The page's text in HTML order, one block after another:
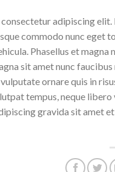
adipiscing elit.
commodo nunc eget
Phasellus et
sit amet nunc
ornare quis in
tempus, neque
gravida sit amet